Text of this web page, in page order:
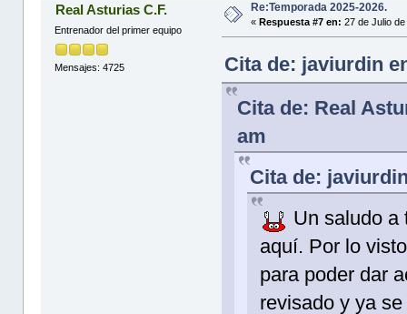
Real Asturias C.F.
Entrenador del primer equipo
Mensajes: 4725
Re:Temporada 2025-2026.
« Respuesta #7 en: 27 de Julio
Cita de: javiurdin
Cita de: Real
am
Cita de:
Un saludo a
aquí. Por lo
para poder dar
revisado y ya